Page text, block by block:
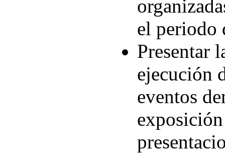
el periodo
Presentar
ejecución
eventos